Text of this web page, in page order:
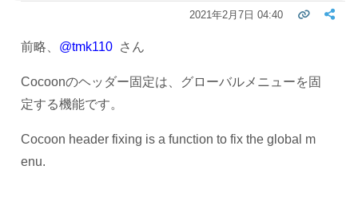
2021年2月7日 04:40
前略、 @tmk110 さん
Cocoonのヘッダー固定は、グローバルメニューを固
定する機能です。
Cocoon header fixing is a function to fix the global m
enu.